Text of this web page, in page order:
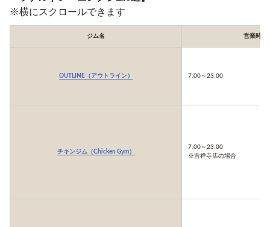
※横にスクロールできます
ジム名 営業時間
OUTLINE（アウトライン） 7:00～23:00
チキンジム（Chicken Gym）
7:00～23:00
※吉祥寺店の場合